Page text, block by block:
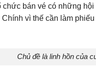
bán vé có những
vì thế cần làm
Chủ đề là linh hồn của